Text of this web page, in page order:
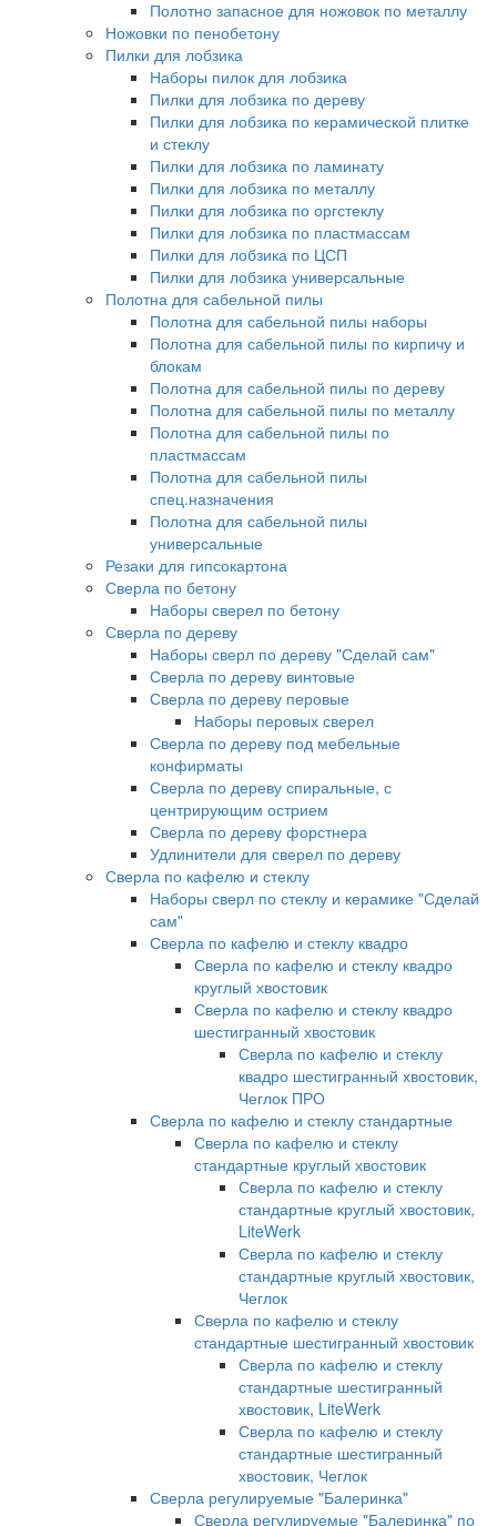
Полотно запасное для ножовок по металлу
Ножовки по пенобетону
Пилки для лобзика
Наборы пилок для лобзика
Пилки для лобзика по дереву
Пилки для лобзика по керамической плитке
и стеклу
Пилки для лобзика по ламинату
Пилки для лобзика по металлу
Пилки для лобзика по оргстеклу
Пилки для лобзика по пластмассам
Пилки для лобзика по ЦСП
Пилки для лобзика универсальные
Полотна для сабельной пилы
Полотна для сабельной пилы наборы
Полотна для сабельной пилы по кирпичу и
блокам
Полотна для сабельной пилы по дереву
Полотна для сабельной пилы по металлу
Полотна для сабельной пилы по
пластмассам
Полотна для сабельной пилы
спец.назначения
Полотна для сабельной пилы
универсальные
Резаки для гипсокартона
Сверла по бетону
Наборы сверел по бетону
Сверла по дереву
Наборы сверл по дереву "Сделай сам"
Сверла по дереву винтовые
Сверла по дереву перовые
Наборы перовых сверел
Сверла по дереву под мебельные
конфирматы
Сверла по дереву спиральные, с
центрирующим острием
Сверла по дереву форстнера
Удлинители для сверел по дереву
Сверла по кафелю и стеклу
Наборы сверл по стеклу и керамике "Сделай
сам"
Сверла по кафелю и стеклу квадро
Сверла по кафелю и стеклу квадро
круглый хвостовик
Сверла по кафелю и стеклу квадро
шестигранный хвостовик
Сверла по кафелю и стеклу
квадро шестигранный хвостовик,
Чеглок ПРО
Сверла по кафелю и стеклу стандартные
Сверла по кафелю и стеклу
стандартные круглый хвостовик
Сверла по кафелю и стеклу
стандартные круглый хвостовик,
LiteWerk
Сверла по кафелю и стеклу
стандартные круглый хвостовик,
Чеглок
Сверла по кафелю и стеклу
стандартные шестигранный хвостовик
Сверла по кафелю и стеклу
стандартные шестигранный
хвостовик, LiteWerk
Сверла по кафелю и стеклу
стандартные шестигранный
хвостовик, Чеглок
Сверла регулируемые "Балеринка"
Сверла регулируемые "Балеринка" по